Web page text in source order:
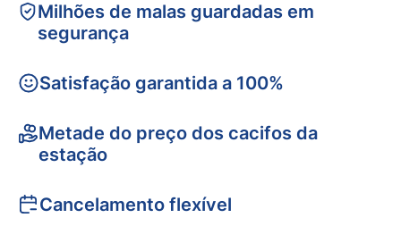
Milhões de malas guardadas em
segurança
Satisfação garantida a 100%
Metade do preço dos cacifos da
estação
Cancelamento flexível